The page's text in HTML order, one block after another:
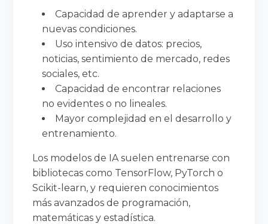
Capacidad de aprender y adaptarse a
nuevas condiciones.
Uso intensivo de datos: precios,
noticias, sentimiento de mercado, redes
sociales, etc.
Capacidad de encontrar relaciones
no evidentes o no lineales.
Mayor complejidad en el desarrollo y
entrenamiento.
Los modelos de IA suelen entrenarse con
bibliotecas como TensorFlow, PyTorch o
Scikit-learn, y requieren conocimientos
más avanzados de programación,
matemáticas y estadística.